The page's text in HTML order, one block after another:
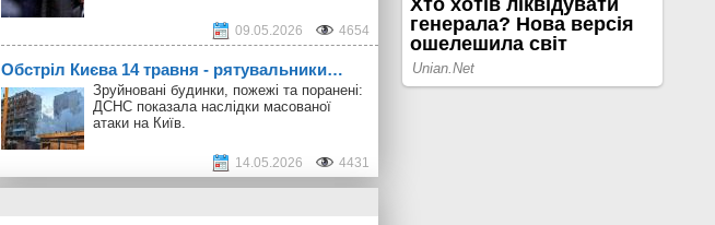
09.05.2026 4654
Обстріл Києва 14 травня - рятувальники…
Зруйновані будинки, пожежі та поранені:
ДСНС показала наслідки масованої
атаки на Київ.
14.05.2026 4431